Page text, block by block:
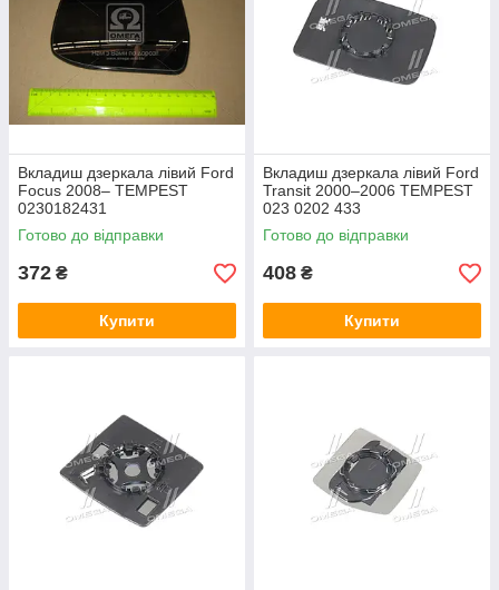
Вкладиш дзеркала лівий Ford
Focus 2008– TEMPEST
0230182431
Готово до відправки
372 ₴
Купити
Вкладиш дзеркала лівий Ford
Transit 2000–2006 TEMPEST
023 0202 433
Готово до відправки
408 ₴
Купити